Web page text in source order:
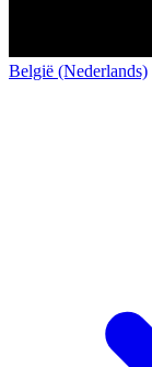
België (Nederlands)